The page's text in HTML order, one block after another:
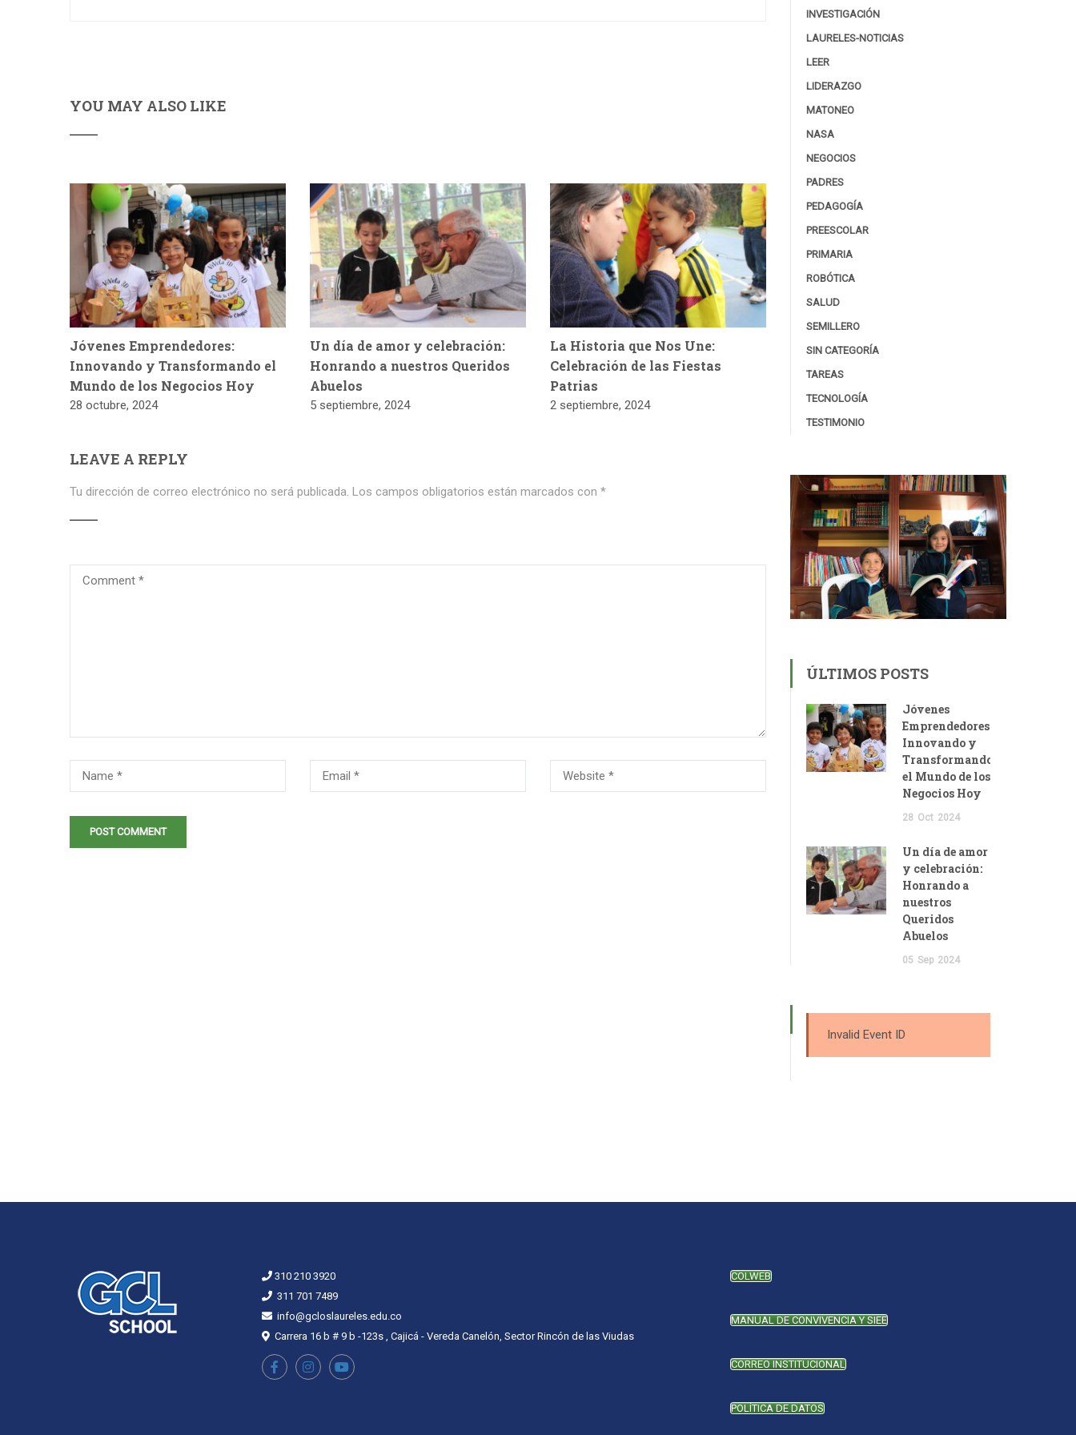
YOU MAY ALSO LIKE
Jóvenes Emprendedores:
Innovando y Transformando el
Mundo de los Negocios Hoy
28 octubre, 2024
Un día de amor y celebración:
Honrando a nuestros Queridos
Abuelos
5 septiembre, 2024
La Historia que Nos Une:
Celebración de las Fiestas
Patrias
2 septiembre, 2024
LEAVE A REPLY
Tu dirección de correo electrónico no será publicada. Los campos obligatorios están marcados con *
INVESTIGACIÓN
LAURELES-NOTICIAS
LEER
LIDERAZGO
MATONEO
NASA
NEGOCIOS
PADRES
PEDAGOGÍA
PREESCOLAR
PRIMARIA
ROBÓTICA
SALUD
SEMILLERO
SIN CATEGORÍA
TAREAS
TECNOLOGÍA
TESTIMONIO
ÚLTIMOS POSTS
Jóvenes
Emprendedores:
Innovando y
Transformando
el Mundo de los
Negocios Hoy
28 Oct 2024
Un día de amor
y celebración:
Honrando a
nuestros
Queridos
Abuelos
05 Sep 2024
Invalid Event ID
310 210 3920
311 701 7489
info@gcloslaureles.edu.co
Carrera 16 b # 9 b -123s , Cajicá - Vereda Canelón, Sector Rincón de las Viudas
COLWEB
MANUAL DE CONVIVENCIA Y SIEE
CORREO INSTITUCIONAL
POLÍTICA DE DATOS